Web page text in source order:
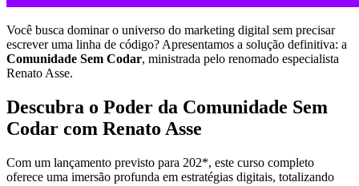
Você busca dominar o universo do marketing digital sem precisar
escrever uma linha de código? Apresentamos a solução definitiva: a
Comunidade Sem Codar, ministrada pelo renomado especialista
Renato Asse.
Descubra o Poder da Comunidade Sem
Codar com Renato Asse
Com um lançamento previsto para 202*, este curso completo
oferece uma imersão profunda em estratégias digitais, totalizando